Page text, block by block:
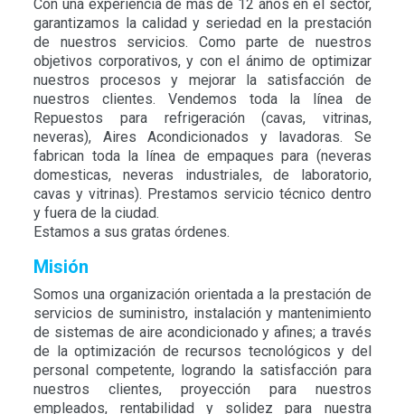
Con una experiencia de más de 12 años en el sector,
garantizamos la calidad y seriedad en la prestación
de nuestros servicios. Como parte de nuestros
objetivos corporativos, y con el ánimo de optimizar
nuestros procesos y mejorar la satisfacción de
nuestros clientes. Vendemos toda la línea de
Repuestos para refrigeración (cavas, vitrinas,
neveras), Aires Acondicionados y lavadoras. Se
fabrican toda la línea de empaques para (neveras
domesticas, neveras industriales, de laboratorio,
cavas y vitrinas). Prestamos servicio técnico dentro
y fuera de la ciudad.
Estamos a sus gratas órdenes.
Misión
Somos una organización orientada a la prestación de
servicios de suministro, instalación y mantenimiento
de sistemas de aire acondicionado y afines; a través
de la optimización de recursos tecnológicos y del
personal competente, logrando la satisfacción para
nuestros clientes, proyección para nuestros
empleados, rentabilidad y solidez para nuestra